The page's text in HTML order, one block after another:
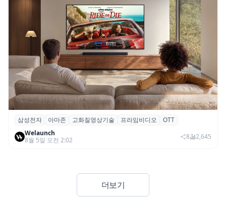
삼성전자·아마존, 프라임 비디오에 ‘HDR10+
어드밴스드’ 적용
삼성전자 아마존 고화질영상기술 프라임비디오
OTT
Welaunch
8월 5일 오전 2:02
8 2,645
더보기